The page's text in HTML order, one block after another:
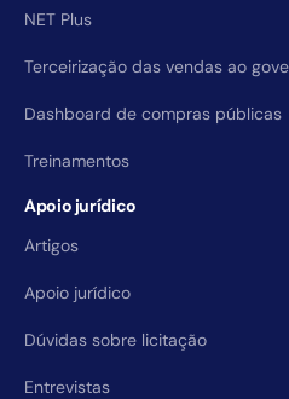
NET Plus
Terceirização das vendas ao
Dashboard de compras públicas
Treinamentos
Apoio jurídico
Artigos
Apoio jurídico
Dúvidas sobre licitação
Entrevistas